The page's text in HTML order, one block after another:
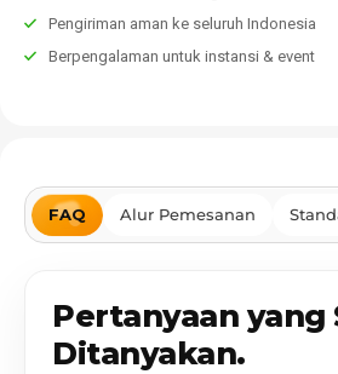
Pengiriman aman ke seluruh Indonesia
Berpengalaman untuk instansi & event
FAQ Alur Pemesanan
Pertanyaan yang
Ditanyakan.